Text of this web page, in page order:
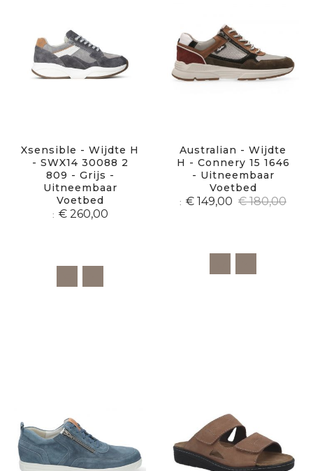
Xsensible - Wijdte H
- SWX14 30088 2
809 - Grijs -
Uitneembaar
Voetbed
€ 260,00
Australian - Wijdte
H - Connery 15 1646
- Uitneembaar
Voetbed
€ 149,00 € 180,00